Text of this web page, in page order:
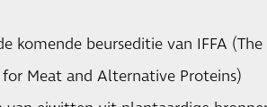
komende beurseditie van IFFA (The
for Meat and Alternative Proteins)